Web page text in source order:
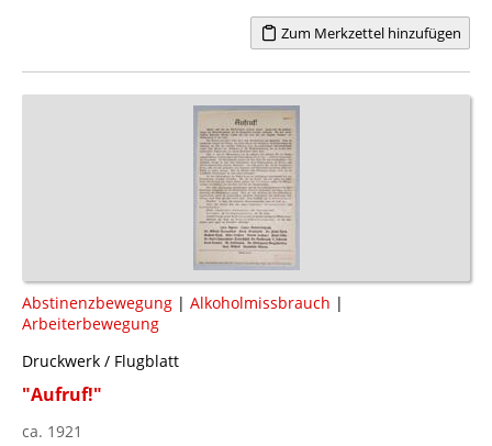
Zum Merkzettel hinzufügen
Abstinenzbewegung | Alkoholmissbrauch |
Arbeiterbewegung
Druckwerk / Flugblatt
"Aufruf!"
ca. 1921